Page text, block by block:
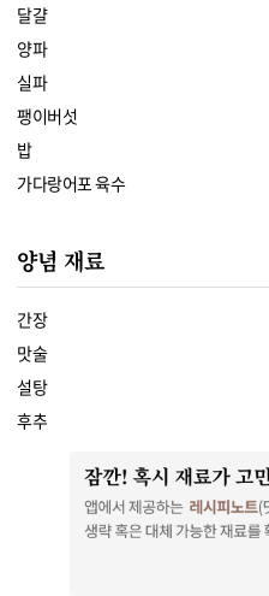
달걀
양파
실파
팽이버섯
밥
가다랑어포 육수
양념 재료
간장
맛술
설탕
후추